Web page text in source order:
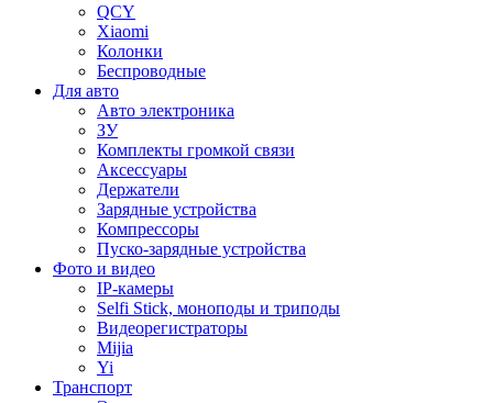
QCY
Xiaomi
Колонки
Беспроводные
Для авто
Авто электроника
ЗУ
Комплекты громкой связи
Аксессуары
Держатели
Зарядные устройства
Компрессоры
Пуско-зарядные устройства
Фото и видео
IP-камеры
Selfi Stick, моноподы и триподы
Видеорегистраторы
Mijia
Yi
Транспорт